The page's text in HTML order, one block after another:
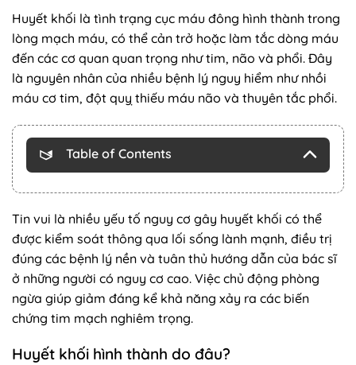
Huyết khối là tình trạng cục máu đông hình thành trong
lòng mạch máu, có thể cản trở hoặc làm tắc dòng máu
đến các cơ quan quan trọng như tim, não và phổi. Đây
là nguyên nhân của nhiều bệnh lý nguy hiểm như nhồi
máu cơ tim, đột quỵ thiếu máu não và thuyên tắc phổi.
Table of Contents
Tin vui là nhiều yếu tố nguy cơ gây huyết khối có thể
được kiểm soát thông qua lối sống lành mạnh, điều trị
đúng các bệnh lý nền và tuân thủ hướng dẫn của bác sĩ
ở những người có nguy cơ cao. Việc chủ động phòng
ngừa giúp giảm đáng kể khả năng xảy ra các biến
chứng tim mạch nghiêm trọng.
Huyết khối hình thành do đâu?